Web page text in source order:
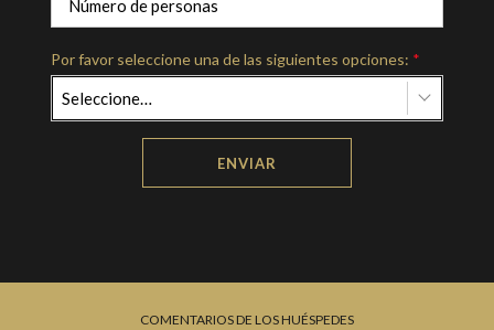
Por favor seleccione una de las siguientes opciones: *
Seleccione…
ENVIAR
COMENTARIOS DE LOS HUÉSPEDES